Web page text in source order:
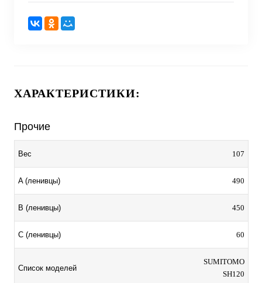
ХАРАКТЕРИСТИКИ:
Прочие
Вес 107
A (ленивцы) 490
B (ленивцы) 450
C (ленивцы) 60
Список моделей
SUMITOMO
SH120